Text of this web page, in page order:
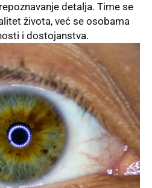
detalja. Time se
života, već se osobama
i dostojanstva.